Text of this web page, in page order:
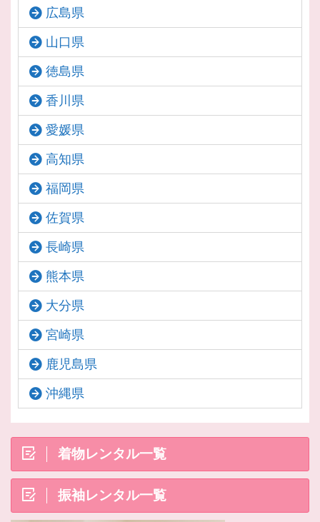
広島県
山口県
徳島県
香川県
愛媛県
高知県
福岡県
佐賀県
長崎県
熊本県
大分県
宮崎県
鹿児島県
沖縄県
着物レンタル一覧
振袖レンタル一覧